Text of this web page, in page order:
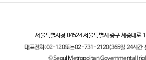
서울특별시청 04524 서울특별시 중구 세종대로
대표전화:02-120또는02-731-2120(365일 24시간
© Seoul Metropolitan Government all